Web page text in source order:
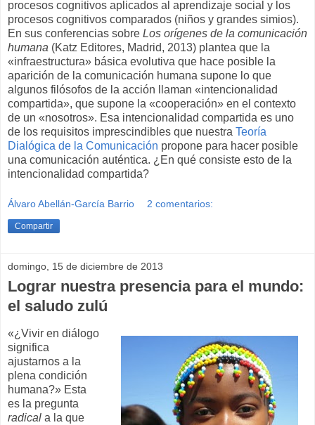
procesos cognitivos aplicados al aprendizaje social y los
procesos cognitivos comparados (niños y grandes simios).
En sus conferencias sobre Los orígenes de la comunicación
humana (Katz Editores, Madrid, 2013) plantea que la
«infraestructura» básica evolutiva que hace posible la
aparición de la comunicación humana supone lo que
algunos filósofos de la acción llaman «intencionalidad
compartida», que supone la «cooperación» en el contexto
de un «nosotros». Esa intencionalidad compartida es uno
de los requisitos imprescindibles que nuestra Teoría
Dialógica de la Comunicación propone para hacer posible
una comunicación auténtica. ¿En qué consiste esto de la
intencionalidad compartida?
Álvaro Abellán-García Barrio 2 comentarios:
Compartir
domingo, 15 de diciembre de 2013
Lograr nuestra presencia para el mundo:
el saludo zulú
«¿Vivir en diálogo
significa
ajustarnos a la
plena condición
humana?» Esta
es la pregunta
radical a la que